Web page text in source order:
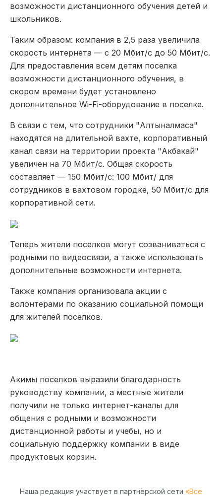
возможности дистанционного обучения детей и
школьников.
Таким образом: компания в 2,5 раза увеличила
скорость интернета — с 20 Мбит/с до 50 Мбит/с.
Для предоставления всем детям поселка
возможности дистанционного обучения, в
скором времени будет установлено
дополнительное Wi-Fi-оборудование в поселке.
В связи с тем, что сотрудники "Алтыналмаса"
находятся на длительной вахте, корпоративный
канал связи на территории проекта "Акбакай"
увеличен на 70 Мбит/с. Общая скорость
составляет — 150 Мбит/с: 100 Мбит/ для
сотрудников в вахтовом городке, 50 Мбит/с для
корпоративной сети.
Теперь жители поселков могут созваниваться с
родными по видеосвязи, а также использовать
дополнительные возможности интернета.
Также компания организовала акции с
волонтерами по оказанию социальной помощи
для жителей поселков.
Акимы поселков выразили благодарность
руководству компании, а местные жители
получили не только интернет-каналы для
общения с родными и возможности
дистанционной работы и учебы, но и
социальную поддержку компании в виде
продуктовых корзин.
Наша редакция участвует в партнёрской сети «Все